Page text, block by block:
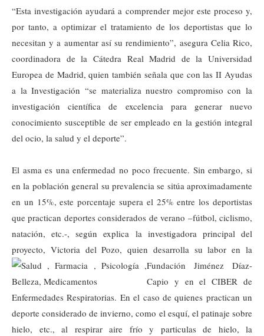
“Esta investigación ayudará a comprender mejor este proceso y,
por tanto, a optimizar el tratamiento de los deportistas que lo
necesitan y a aumentar así su rendimiento”, asegura Celia Rico,
coordinadora de la Cátedra Real Madrid de la Universidad
Europea de Madrid, quien también señala que con las II Ayudas
a la Investigación “se materializa nuestro compromiso con la
investigación científica de excelencia para generar nuevo
conocimiento susceptible de ser empleado en la gestión integral
del ocio, la salud y el deporte”.
El asma es una enfermedad no poco frecuente. Sin embargo, si
en la población general su prevalencia se sitúa aproximadamente
en un 15%, este porcentaje supera el 25% entre los deportistas
que practican deportes considerados de verano –fútbol, ciclismo,
natación, etc.-, según explica la investigadora principal del
proyecto, Victoria del Pozo, quien desarrolla sulabor en la
Fundación Jiménez Díaz-
Capio y en el CIBER de
Enfermedades Respiratorias. En el caso de quienes practican un
deporte considerado de invierno, como el esquí, el patinaje sobre
hielo, etc., al respirar aire frío y particulas de hielo, la